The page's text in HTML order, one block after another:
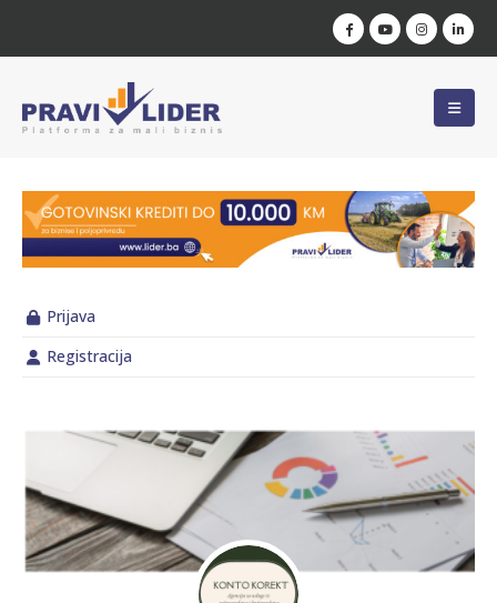
Prijava
Registracija